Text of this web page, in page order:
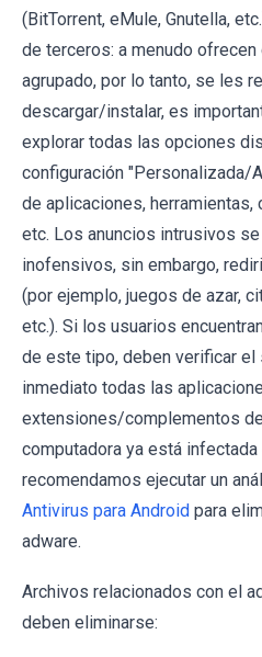
(BitTorrent, eMule, Gnutella,
de terceros: a menudo
agrupado, por lo tanto, se les
descargar/instalar, es
explorar todas las opciones
configuración "Personalizada/
de aplicaciones,
etc. Los anuncios intrusivos
inofensivos, sin embargo,
(por ejemplo, juegos de azar,
etc.). Si los usuarios
de este tipo, deben verificar el
inmediato todas las
extensiones/complementos
computadora ya está
recomendamos ejecutar un
Antivirus para Android para
adware.
Archivos relacionados con el
deben eliminarse: